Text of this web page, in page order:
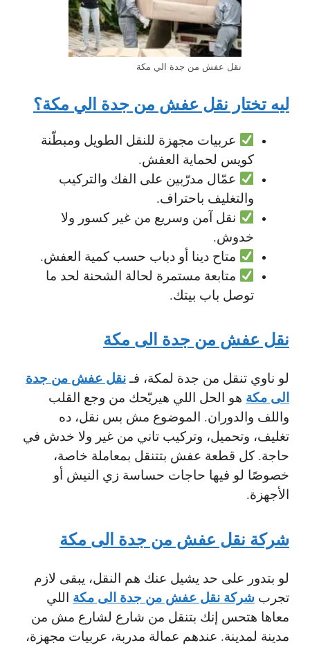
نقل عفش من جدة الي مكة
ليه تختار نقل عفش من جدة الي مكة؟
عربيات مجهزة للنقل الطويل ومبطّنة
كويس لحماية العفش.
عمّال مدرّبين على الفك والتركيب
والتغليف باحتراف.
نقل آمن وسريع من غير كسور ولا
خدوش.
متاح دينا أو دباب حسب كمية العفش.
متابعة مستمرة لحالة الشحنة لحد ما
توصل باب بيتك.
نقل عفش من جدة الى مكة
لو ناوي تنقل من جدة لمكة، فـنقل عفش من جدة
الى مكة هو الحل اللي هيريّحك من وجع القلب
واللف والدوران. الموضوع مش بس نقل، ده
تغليف، وتحميل، وتركيب تاني من غير ولا خدش في
حاجة. كل قطعة عفش بتتنقل بمعاملة خاصة،
خصوصًا لو فيها حاجات حساسة زي النيش أو
الأجهزة.
شركة نقل عفش من جدة الى مكة
لو بتدور على حد يشيل عنك هم النقل، يبقى لازم
تجرب شركة نقل عفش من جدة الى مكة اللي
معاها هتحس إنك بتنقل من شارع لشارع مش من
مدينة لمدينة. عندهم عمالة مدربة، عربيات مجهزة،